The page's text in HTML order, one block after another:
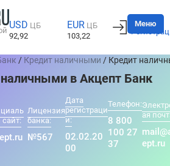
USD ЦБ
92,92
EUR ЦБ
103,22
Вход
Меню
/ Кредит наличными / Кредит
в Акцепт Банк
Лицензия
банка:
№567
Дата
регистраци
и:
02.02.20
00
Телефон:
8 800
100 27
37
ая
ept.ru